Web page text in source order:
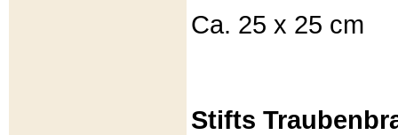
Ca. 25 x 25 cm
Stifts